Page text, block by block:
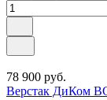
78 900 руб.
Верстак ДиКом